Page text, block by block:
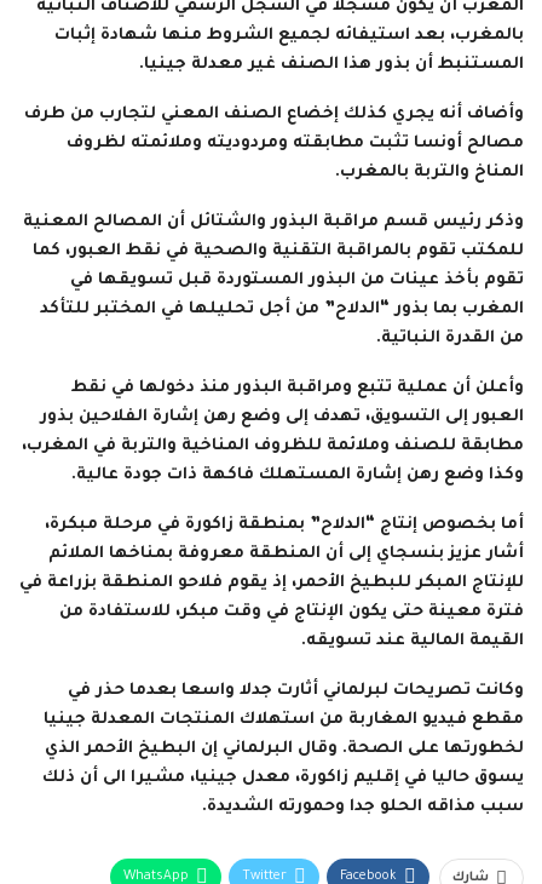
المغرب أن يكون مسجلا في السجل الرسمي للأصناف النباتية
بالمغرب، بعد استيفائه لجميع الشروط منها شهادة إثبات
المستنبط أن بذور هذا الصنف غير معدلة جينيا.
وأضاف أنه يجري كذلك إخضاع الصنف المعني لتجارب من طرف
مصالح أونسا تثبت مطابقته ومردوديته وملائمته لظروف
المناخ والتربة بالمغرب.
وذكر رئيس قسم مراقبة البذور والشتائل أن المصالح المعنية
للمكتب تقوم بالمراقبة التقنية والصحية في نقط العبور، كما
تقوم بأخذ عينات من البذور المستوردة قبل تسويقها في
المغرب بما بذور “الدلاح” من أجل تحليلها في المختبر للتأكد
من القدرة النباتية.
وأعلن أن عملية تتبع ومراقبة البذور منذ دخولها في نقط
العبور إلى التسويق، تهدف إلى وضع رهن إشارة الفلاحين بذور
مطابقة للصنف وملائمة للظروف المناخية والتربة في المغرب،
وكذا وضع رهن إشارة المستهلك فاكهة ذات جودة عالية.
أما بخصوص إنتاج “الدلاح” بمنطقة زاكورة في مرحلة مبكرة،
أشار عزيز بنسجاي إلى أن المنطقة معروفة بمناخها الملائم
للإنتاج المبكر للبطيخ الأحمر، إذ يقوم فلاحو المنطقة بزراعة في
فترة معينة حتى يكون الإنتاج في وقت مبكر، للاستفادة من
القيمة المالية عند تسويقه.
وكانت تصريحات لبرلماني أثارت جدلا واسعا بعدما حذر في
مقطع فيديو المغاربة من استهلاك المنتجات المعدلة جينيا
لخطورتها على الصحة. وقال البرلماني إن البطيخ الأحمر الذي
يسوق حاليا في إقليم زاكورة، معدل جينيا، مشيرا الى أن ذلك
سبب مذاقه الحلو جدا وحمورته الشديدة.
شارك Facebook
Twitter
WhatsApp